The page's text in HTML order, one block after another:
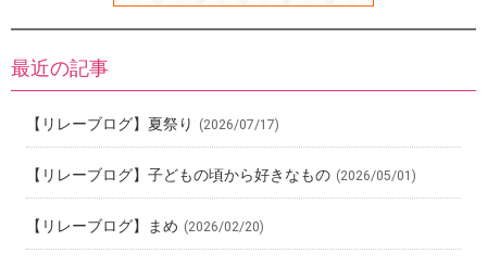
最近の記事
【リレーブログ】夏祭り (2026/07/17)
【リレーブログ】子どもの頃から好きなもの (2026/05/01)
【リレーブログ】まめ (2026/02/20)